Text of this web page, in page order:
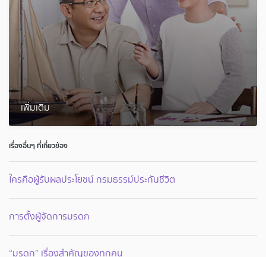
เพิ่มเติม
เรื่องอื่นๆ ที่เกี่ยวข้อง
ใครคือผู้รับผลประโยชน์ กรมธรรม์ประกันชีวิต
การตั้งผู้จัดการมรดก
“มรดก” เรื่องสำคัญของทุกคน